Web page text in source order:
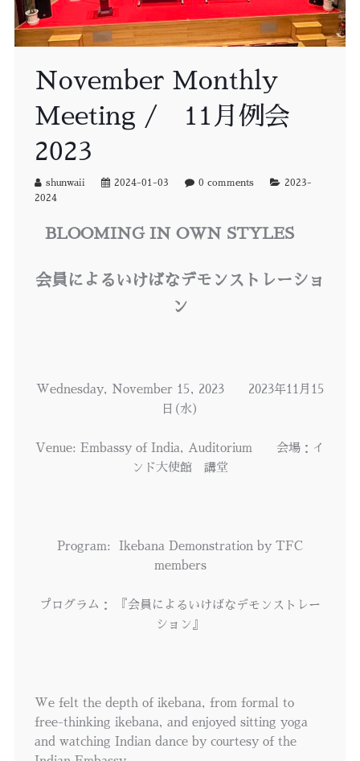
November Monthly
Meeting / 11月例会
2023
shunwaii 2024-01-03 0 comments
2023-
2024
BLOOMING IN OWN STYLES
会員によるいけばなデモンストレーショ
ン
Wednesday, November 15, 2023 2023年11月15
日(水)
Venue: Embassy of India, Auditorium 会場：イ
ンド大使館 講堂
Program: Ikebana Demonstration by TFC
members
プログラム： 『会員によるいけばなデモンストレー
ション』
We felt the depth of ikebana, from formal to
free-thinking ikebana, and enjoyed sitting yoga
and watching Indian dance by courtesy of the